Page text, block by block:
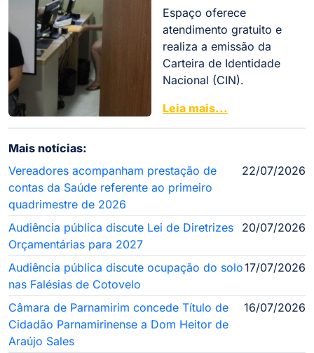
Espaço oferece
atendimento gratuito e
realiza a emissão da
Carteira de Identidade
Nacional (CIN).
Leia mais...
Mais notícias:
Vereadores acompanham prestação de
contas da Saúde referente ao primeiro
quadrimestre de 2026
22/07/2026
Audiência pública discute Lei de Diretrizes
Orçamentárias para 2027
20/07/2026
Audiência pública discute ocupação do solo
nas Falésias de Cotovelo
17/07/2026
Câmara de Parnamirim concede Título de
Cidadão Parnamirinense a Dom Heitor de
Araújo Sales
16/07/2026